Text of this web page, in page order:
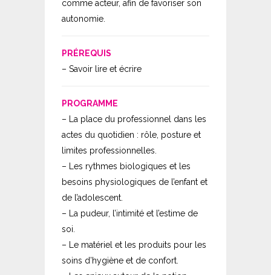
comme acteur, afin de favoriser son
autonomie.
PRÉREQUIS
– Savoir lire et écrire
PROGRAMME
– La place du professionnel dans les
actes du quotidien : rôle, posture et
limites professionnelles.
– Les rythmes biologiques et les
besoins physiologiques de l’enfant et
de l’adolescent.
– La pudeur, l’intimité et l’estime de
soi.
– Le matériel et les produits pour les
soins d’hygiène et de confort.